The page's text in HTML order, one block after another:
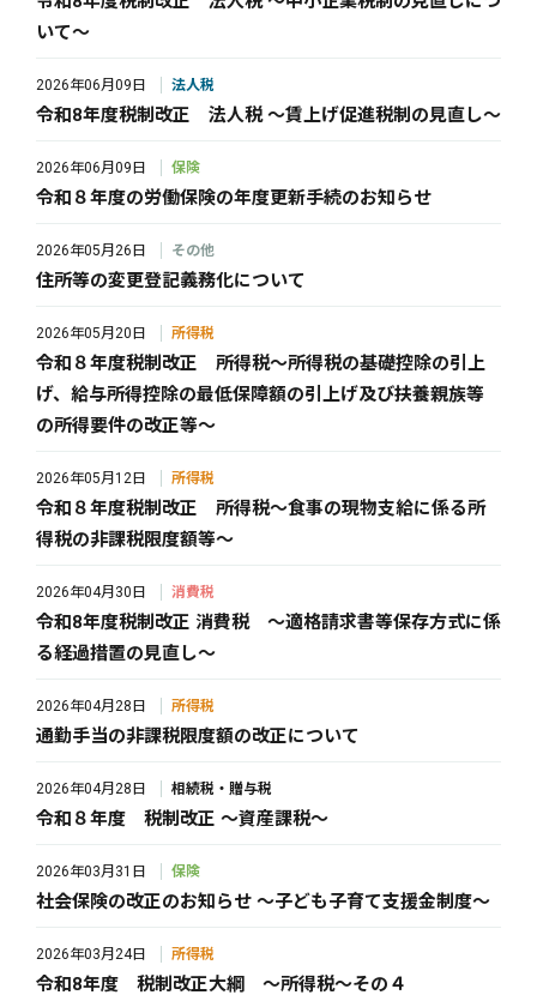
いて～
2026年06月09日 法人税
令和8年度税制改正 法人税 ～賃上げ促進税制の見直し～
2026年06月09日 保険
令和８年度の労働保険の年度更新手続のお知らせ
2026年05月26日 その他
住所等の変更登記義務化について
2026年05月20日 所得税
令和８年度税制改正 所得税～所得税の基礎控除の引上
げ、給与所得控除の最低保障額の引上げ及び扶養親族等
の所得要件の改正等～
2026年05月12日 所得税
令和８年度税制改正 所得税～食事の現物支給に係る所
得税の非課税限度額等～
2026年04月30日 消費税
令和8年度税制改正 消費税 ～適格請求書等保存方式に係
る経過措置の見直し～
2026年04月28日 所得税
通勤手当の非課税限度額の改正について
2026年04月28日 相続税・贈与税
令和８年度 税制改正 ～資産課税～
2026年03月31日 保険
社会保険の改正のお知らせ ～子ども子育て支援金制度～
2026年03月24日 所得税
令和8年度 税制改正大綱 ～所得税～その４